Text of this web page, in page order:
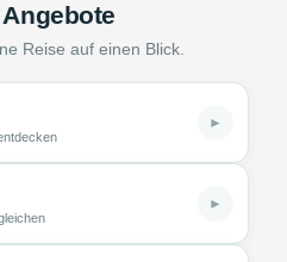
Reise auf einen Blick.
►
►